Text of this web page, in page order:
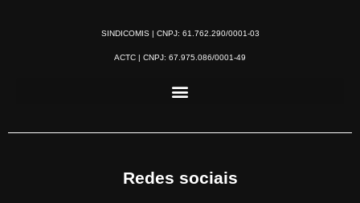
SINDICOMIS | CNPJ: 61.762.290/0001-03
ACTC | CNPJ: 67.975.086/0001-49
Redes sociais